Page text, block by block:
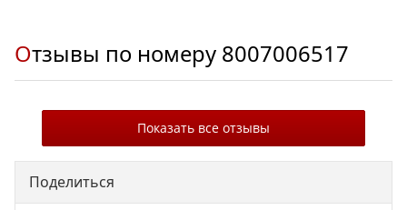
Отзывы по номеру 8007006517
Показать все отзывы
Поделиться